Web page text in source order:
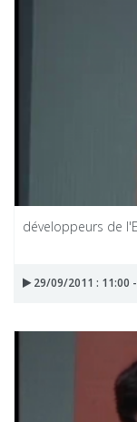
développeurs de
29/09/2011 : 11:00